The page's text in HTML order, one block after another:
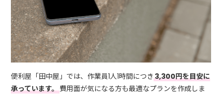
便利屋「田中屋」では、作業員1人1時間につき3,300円を目安に
承っています。費用面が気になる方も最適なプランを作成しま